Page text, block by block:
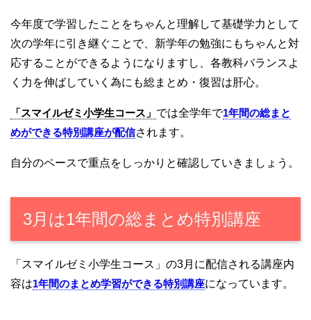
今年度で学習したことをちゃんと理解して基礎学力として
次の学年に引き継ぐことで、新学年の勉強にもちゃんと対
応することができるようになりますし、各教科バランスよ
く力を伸ばしていく為にも総まとめ・復習は肝心。
「スマイルゼミ小学生コース」 では全学年で1年間の総まと
めができる特別講座が配信されます。
自分のペースで重点をしっかりと確認していきましょう。
3月は1年間の総まとめ特別講座
「スマイルゼミ小学生コース」の3月に配信される講座内
容は1年間のまとめ学習ができる特別講座になっています。